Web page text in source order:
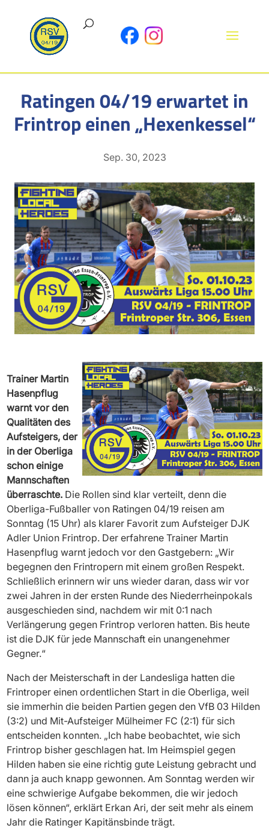
Ratingen 04/19 erwartet in
Frintrop einen „Hexenkessel“
Sep. 30, 2023
Trainer Martin
Hasenpflug
warnt vor den
Qualitäten des
Aufsteigers, der
in der Oberliga
schon einige
Mannschaften
überraschte. Die Rollen sind klar verteilt, denn die
Oberliga-Fußballer von Ratingen 04/19 reisen am
Sonntag (15 Uhr) als klarer Favorit zum Aufsteiger DJK
Adler Union Frintrop. Der erfahrene Trainer Martin
Hasenpflug warnt jedoch vor den Gastgebern: „Wir
begegnen den Frintropern mit einem großen Respekt.
Schließlich erinnern wir uns wieder daran, dass wir vor
zwei Jahren in der ersten Runde des Niederrheinpokals
ausgeschieden sind, nachdem wir mit 0:1 nach
Verlängerung gegen Frintrop verloren hatten. Bis heute
ist die DJK für jede Mannschaft ein unangenehmer
Gegner.“
Nach der Meisterschaft in der Landesliga hatten die
Frintroper einen ordentlichen Start in die Oberliga, weil
sie immerhin die beiden Partien gegen den VfB 03 Hilden
(3:2) und Mit-Aufsteiger Mülheimer FC (2:1) für sich
entscheiden konnten. „Ich habe beobachtet, wie sich
Frintrop bisher geschlagen hat. Im Heimspiel gegen
Hilden haben sie eine richtig gute Leistung gebracht und
dann ja auch knapp gewonnen. Am Sonntag werden wir
eine schwierige Aufgabe bekommen, die wir jedoch
lösen können“, erklärt Erkan Ari, der seit mehr als einem
Jahr die Ratinger Kapitänsbinde trägt.